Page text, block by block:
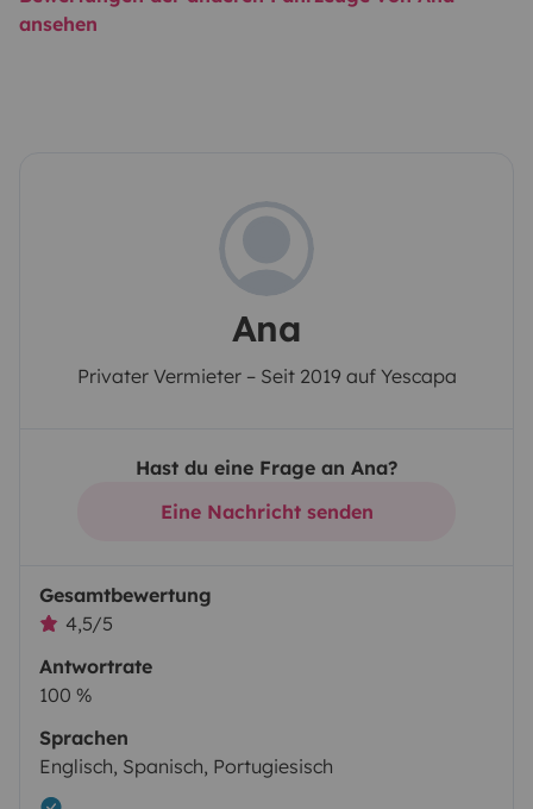
ansehen
Ana
Privater Vermieter – Seit 2019 auf Yescapa
Hast du eine Frage an Ana?
Eine Nachricht senden
Gesamtbewertung
4,5/5
Antwortrate
100 %
Sprachen
Englisch, Spanisch, Portugiesisch